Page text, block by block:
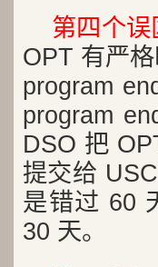
第四个误
OPT 有严
program
program
DSO 把
提交给
是错过 60
30 天。